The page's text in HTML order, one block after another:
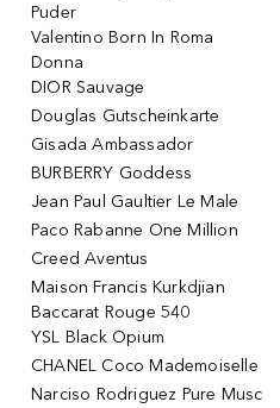
Puder
Valentino Born In Roma
Donna
DIOR Sauvage
Douglas Gutscheinkarte
Gisada Ambassador
BURBERRY Goddess
Jean Paul Gaultier Le Male
Paco Rabanne One Million
Creed Aventus
Maison Francis Kurkdjian
Baccarat Rouge 540
YSL Black Opium
CHANEL Coco Mademoiselle
Narciso Rodriguez Pure Musc